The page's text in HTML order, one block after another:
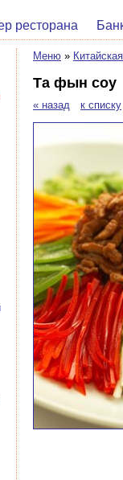
ресторана
Меню »
Та фын соу
« назад к списку